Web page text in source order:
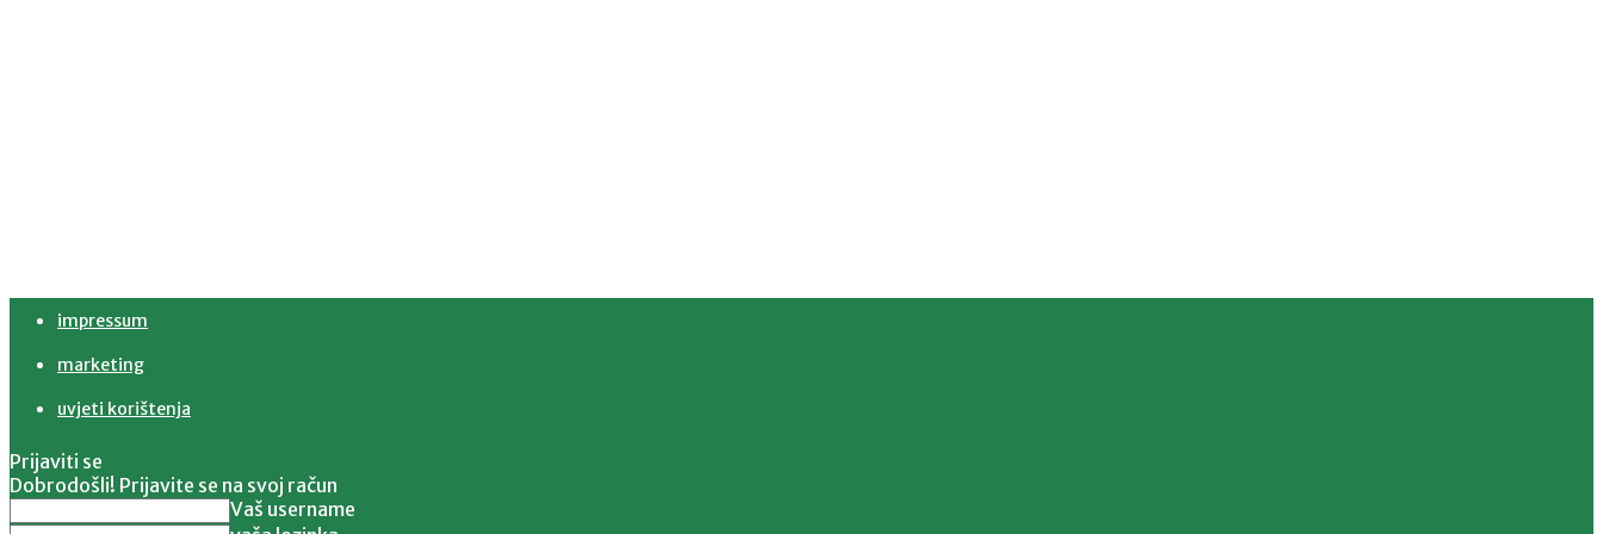
impressum
marketing
uvjeti korištenja
Prijaviti se
Dobrodošli! Prijavite se na svoj račun
Vaš username